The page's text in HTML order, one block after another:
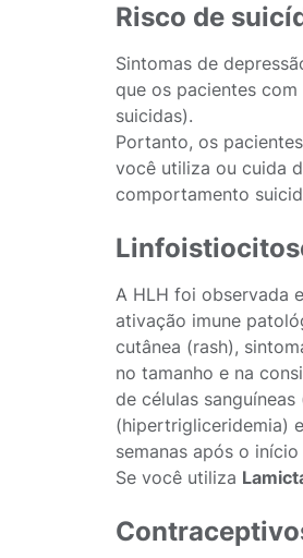
Risco de
Sintomas de
que os pacientes
suicidas).
Portanto, os
você utiliza ou cuida
comportamento
A HLH foi observada
ativação imune
cutânea (rash),
no tamanho e na
de células
(hipertrigliceridemia)
semanas após o
Se você utiliza